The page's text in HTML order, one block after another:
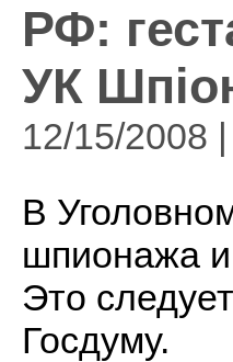
РФ:
УК
12/15/2008
В
шпионажа
Это
Госдуму.